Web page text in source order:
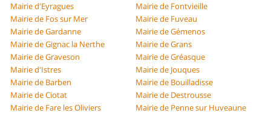
Mairie d'Eyragues
Mairie de Fontvieille
Mairie de Fos sur Mer
Mairie de Fuveau
Mairie de Gardanne
Mairie de Gémenos
Mairie de Gignac la Nerthe
Mairie de Grans
Mairie de Graveson
Mairie de Gréasque
Mairie d'Istres
Mairie de Jouques
Mairie de Barben
Mairie de Bouilladisse
Mairie de Ciotat
Mairie de Destrousse
Mairie de Fare les Oliviers
Mairie de Penne sur Huveaune